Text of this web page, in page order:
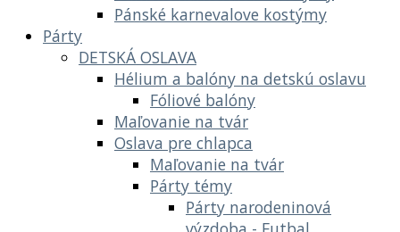
Pánské karnevalove kostýmy
Párty
DETSKÁ OSLAVA
Hélium a balóny na detskú oslavu
Fóliové balóny
Maľovanie na tvár
Oslava pre chlapca
Maľovanie na tvár
Párty témy
Párty narodeninová